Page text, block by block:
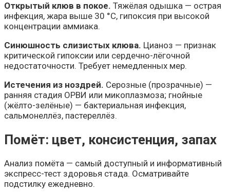
Открытый клюв в покое. Тяжёлая одышка — острая
инфекция, жара выше 30 °C, гипоксия при высокой
концентрации аммиака.
Синюшность слизистых клюва. Цианоз — признак
критической гипоксии или сердечно-лёгочной
недостаточности. Требует немедленных мер.
Истечения из ноздрей. Серозные (прозрачные) —
ранняя стадия ОРВИ или микоплазмоза; гнойные
(жёлто-зелёные) — бактериальная инфекция,
сальмонеллёз, пастереллёз.
Помёт: цвет, консистенция, запах
Анализ помёта — самый доступный и информативный
экспресс-тест здоровья стада. Осматривайте
подстилку ежедневно.